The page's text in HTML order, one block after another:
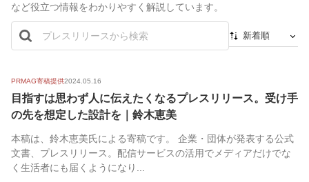
など役立つ情報をわかりやすく解説しています。
新着順
人気順
PRMAG寄稿提供2024.05.16
目指すは思わず人に伝えたくなるプレスリリース。受け手
の先を想定した設計を｜鈴木恵美
本稿は、鈴木恵美氏による寄稿です。 企業・団体が発表する公式
文書、プレスリリース。配信サービスの活用でメディアだけでな
く生活者にも届くようになり...